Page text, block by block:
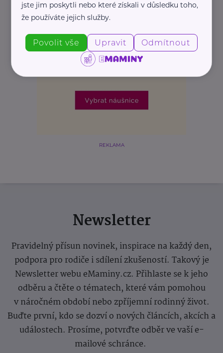
REKLAMA
Newsletter
Pravidelný přísun novinek, inspirace na každý den,
podpora pro rodiče i sdílení zkušeností. Takový je
Newsletter webu eMaminy.cz. Přihlaste se k jeho
odběru a čtěte o tématech, které vám pomohou
v náročném období nebo zpříjemní rodinný život.
Buďte první, kdo se dozví o nových článcích, akcích a
událostech. Prosíme, potvrďte odběr ve vaší e-
mailové schránce.
jste jim poskytli nebo které získali v důsledku toho,
že používáte jejich služby.
Povolit vše Upravit Odmítnout